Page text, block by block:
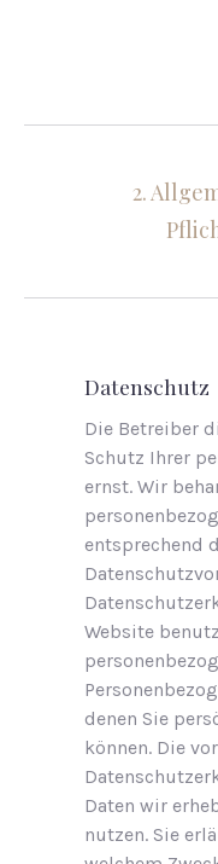
2.
Datenschutz
Die Betreiber
Schutz Ihrer
ernst. Wir
entsprechend
Website
denen Sie
können. Die
Daten wir
nutzen. Sie